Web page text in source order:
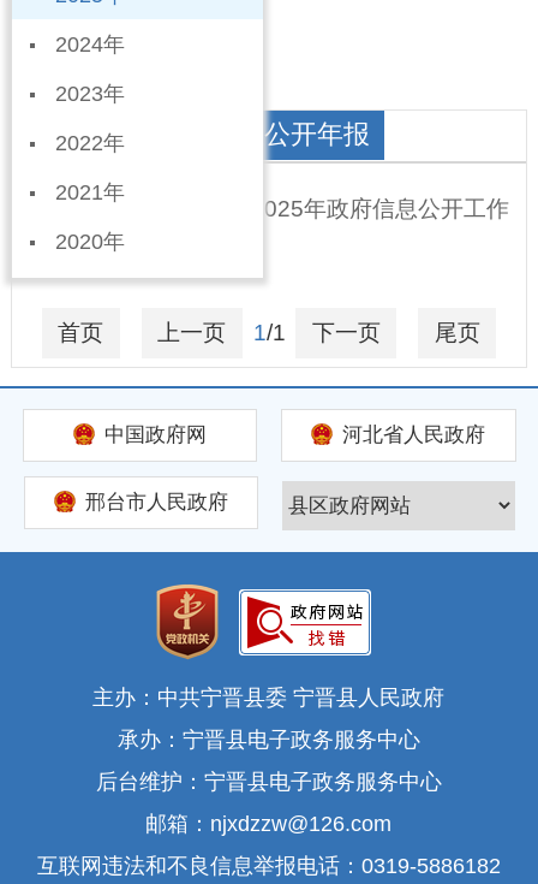
2024年
2023年
2022年
2021年
2020年
依申请公开
宁北办事处政府信息公开年报
宁晋县宁北街道办事处2025年政府信息公开工作
年度报告 2026-01-16
首页 上一页 1/1 下一页 尾页
中国政府网 河北省人民政府
邢台市人民政府
主办：中共宁晋县委 宁晋县人民政府
承办：宁晋县电子政务服务中心
后台维护：宁晋县电子政务服务中心
邮箱：njxdzzw@126.com
互联网违法和不良信息举报电话：0319-5886182